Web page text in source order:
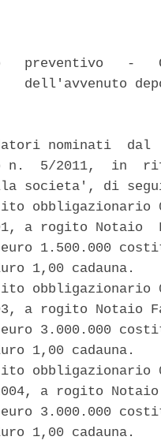
preventivo   -
dell'avvenuto
nominati  dal
n.  5/2011,  in
societa', di
obbligazionario
a rogito Notaio
euro 1.500.000
1,00 cadauna.
obbligazionario
a rogito Notaio
euro 3.000.000
1,00 cadauna.
obbligazionario
a rogito
euro 3.000.000
1,00 cadauna.